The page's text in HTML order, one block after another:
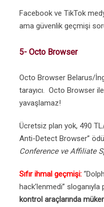
Facebook ve TikTok
ama güvenlik geçmişi
5- Octo Browser
Octo Browser Belarus/
tarayıcı. Octo Browser
yavaşlamaz!
Ücretsiz plan yok, 490 TL/
Anti-Detect Browser”
Conference ve Affiliate
Sıfır ihmal geçmişi:
hack’lenmedi” sloganıyla
kontrol araçlarında